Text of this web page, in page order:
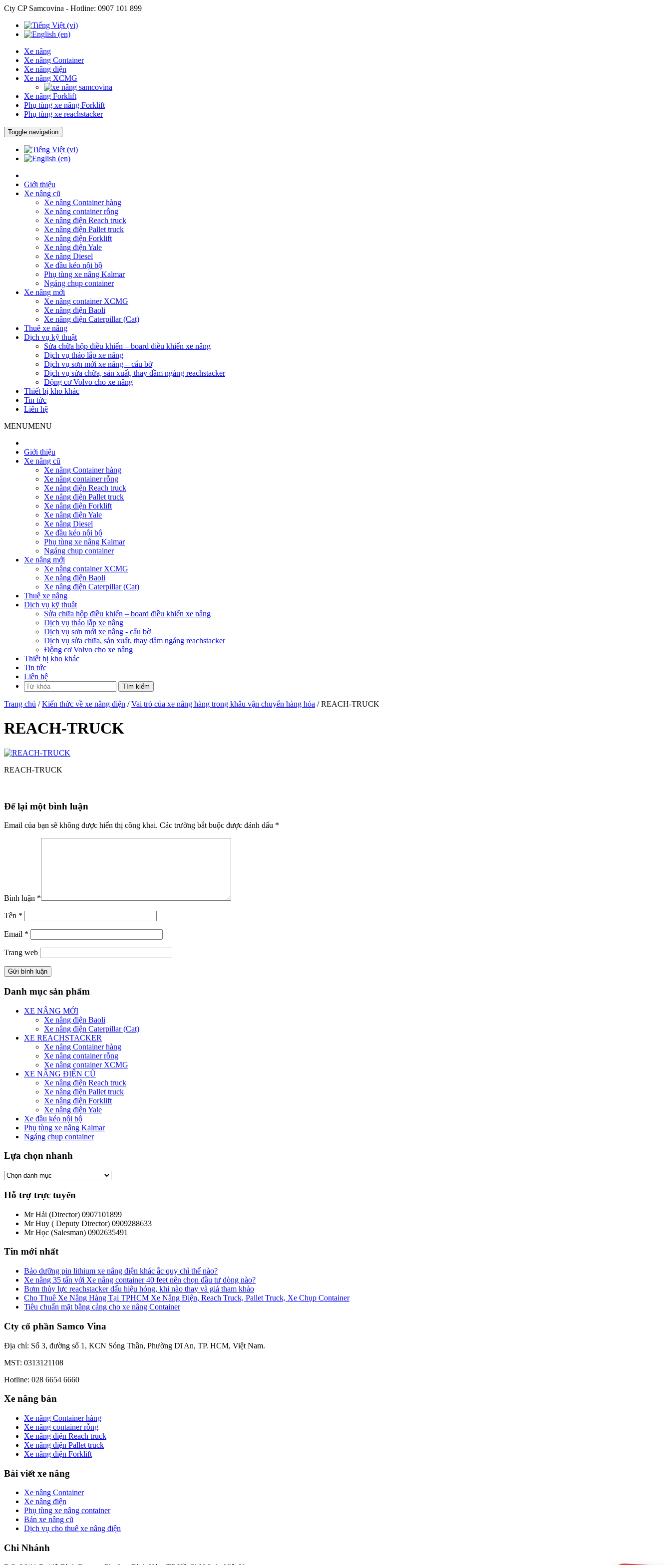
Cty CP Samcovina - Hotline: 0907 101 899
Xe nâng
Xe nâng Container
Xe nâng điện
Xe nâng XCMG
Xe nâng Forklift
Phụ tùng xe nâng Forklift
Phụ tùng xe reachstacker
Toggle navigation
Giới thiệu
Xe nâng cũ
Xe nâng Container hàng
Xe nâng container rỗng
Xe nâng điện Reach truck
Xe nâng điện Pallet truck
Xe nâng điện Forklift
Xe nâng điện Yale
Xe nâng Diesel
Xe đầu kéo nội bộ
Phụ tùng xe nâng Kalmar
Ngáng chụp container
Xe nâng mới
Xe nâng container XCMG
Xe nâng điện Baoli
Xe nâng điện Caterpillar (Cat)
Thuê xe nâng
Dịch vụ kỹ thuật
Sửa chữa hộp điều khiển – board điều khiển xe nâng
Dịch vụ tháo lắp xe nâng
Dịch vụ sơn mới xe nâng – cẩu bờ
Dịch vụ sửa chữa, sản xuất, thay dầm ngáng reachstacker
Động cơ Volvo cho xe nâng
Thiết bị kho khác
Tin tức
Liên hệ
MENUMENU
Giới thiệu
Xe nâng cũ
Xe nâng Container hàng
Xe nâng container rỗng
Xe nâng điện Reach truck
Xe nâng điện Pallet truck
Xe nâng điện Forklift
Xe nâng điện Yale
Xe nâng Diesel
Xe đầu kéo nội bộ
Phụ tùng xe nâng Kalmar
Ngáng chụp container
Xe nâng mới
Xe nâng container XCMG
Xe nâng điện Baoli
Xe nâng điện Caterpillar (Cat)
Thuê xe nâng
Dịch vụ kỹ thuật
Sửa chữa hộp điều khiển – board điều khiển xe nâng
Dịch vụ tháo lắp xe nâng
Dịch vụ sơn mới xe nâng - cẩu bờ
Dịch vụ sửa chữa, sản xuất, thay dầm ngáng reachstacker
Động cơ Volvo cho xe nâng
Thiết bị kho khác
Tin tức
Liên hệ
Trang chủ /Kiến thức về xe nâng điện /Vai trò của xe nâng hàng trong khâu vận chuyển hàng hóa / REACH-TRUCK
REACH-TRUCK
REACH-TRUCK
Để lại một bình luận
Email của bạn sẽ không được hiển thị công khai. Các trường bắt buộc được đánh dấu *
Bình luận *
Tên *
Email *
Trang web
Danh mục sản phẩm
XE NÂNG MỚI
Xe nâng điện Baoli
Xe nâng điện Caterpillar (Cat)
XE REACHSTACKER
Xe nâng Container hàng
Xe nâng container rỗng
Xe nâng container XCMG
XE NÂNG ĐIỆN CŨ
Xe nâng điện Reach truck
Xe nâng điện Pallet truck
Xe nâng điện Forklift
Xe nâng điện Yale
Xe đầu kéo nội bộ
Phụ tùng xe nâng Kalmar
Ngáng chụp container
Lựa chọn nhanh
Hỗ trợ trực tuyến
Mr Hải (Director) 0907101899
Mr Huy ( Deputy Director) 0909288633
Mr Học (Salesman) 0902635491
Tin mới nhất
Bảo dưỡng pin lithium xe nâng điện khác ắc quy chì thế nào?
Xe nâng 35 tấn với Xe nâng container 40 feet nên chọn đầu tư dòng nào?
Bơm thủy lực reachstacker dấu hiệu hỏng, khi nào thay và giá tham khảo
Cho Thuê Xe Nâng Hàng Tại TPHCM Xe Nâng Điện, Reach Truck, Pallet Truck, Xe Chụp Container
Tiêu chuẩn mặt bằng cảng cho xe nâng Container
Cty cổ phần Samco Vina
Địa chỉ: Số 3, đường số 1, KCN Sóng Thần, Phường Dĩ An, TP. HCM, Việt Nam.
MST: 0313121108
Hotline: 028 6654 6660
Xe nâng bán
Xe nâng Container hàng
Xe nâng container rỗng
Xe nâng điện Reach truck
Xe nâng điện Pallet truck
Xe nâng điện Forklift
Bài viết xe nâng
Xe nâng Container
Xe nâng điện
Phụ tùng xe nâng container
Bán xe nâng cũ
Dịch vụ cho thuê xe nâng điện
Chi Nhánh